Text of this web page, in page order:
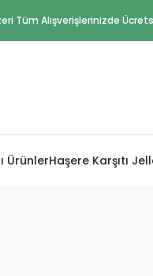
Tüm Alışverişlerinizde
ÜrünlerHaşere Karşıtı